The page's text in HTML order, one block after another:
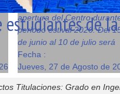
El horario provisional de
apertura del Centro
periodo estival 2026: Del
de junio al 10 de julio será
Fecha :
Jueves, 27 de Agosto de
de
Titulaciones: Grado en